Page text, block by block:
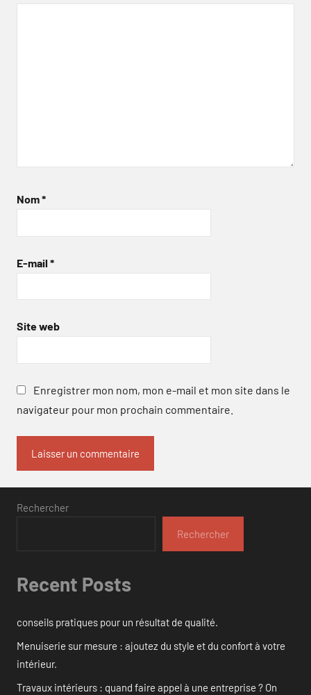
Nom*
E-mail *
Site web
Enregistrer mon nom, mon e-mail et mon site dans le
navigateur pour mon prochain commentaire.
Rechercher
Rechercher
Recent Posts
conseils pratiques pour un résultat de qualité.
Menuiserie sur mesure : ajoutez du style et du confort à votre
intérieur.
Travaux intérieurs : quand faire appel à une entreprise ? On